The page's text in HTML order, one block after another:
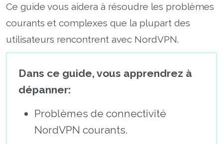
Ce guide vous aidera à résoudre les problèmes
courants et complexes que la plupart des
utilisateurs rencontrent avec NordVPN.
Dans ce guide, vous apprendrez à
dépanner:
Problèmes de connectivité
NordVPN courants.